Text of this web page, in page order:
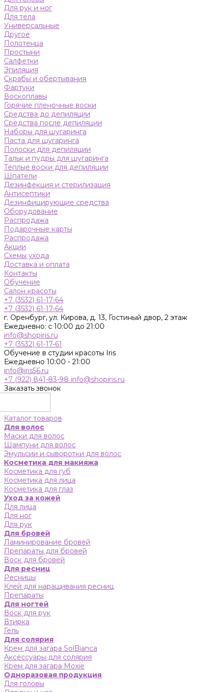
Для рук и ног
Для тела
Универсальные
Другое
Полотенца
Простыни
Салфетки
Эпиляция
Скрабы и обертывания
Фартуки
Воскоплавы
Горячие пленочные воски
Средства до депиляции
Средства после депиляции
Наборы для шугаринга
Паста для шугаринга
Полоски для депиляции
Тальк и пудры для шугаринга
Теплые воски для депиляции
Шпатели
Дезинфекция и стерилизация
Антисептики
Дезинфицирующие средства
Оборудование
Распродажа
Подарочные карты
Распродажа
Акции
Схемы ухода
Доставка и оплата
Контакты
Обучение
Салон красоты
+7 (3532) 61-17-64
+7 (3532) 61-17-64
г. Оренбург, ул. Кирова, д. 13, Гостиный двор, 2 этаж
Ежедневно: с 10:00 до 21:00
info@shopiris.ru
+7 (3532) 61-17-61
Обучение в студии красоты Iris
Ежедневно 10:00 - 21:00
info@iris56.ru
+7 (922) 841-83-98 info@shopiris.ru
Заказать звонок
Каталог товаров
Для волос
Маски для волос
Шампуни для волос
Эмульсии и сыворотки для волос
Косметика для макияжа
Косметика для губ
Косметика для лица
Косметика для глаз
Уход за кожей
Для лица
Для ног
Для рук
Для бровей
Ламинирование бровей
Препараты для бровей
Воск для бровей
Для ресниц
Ресницы
Клей для наращивания ресниц
Препараты
Для ногтей
Воск для рук
Втирка
Гель
Для солярия
Крем для загара SolBianca
Аксессуары для солярия
Крем для загара Moxie
Одноразовая продукция
Для головы